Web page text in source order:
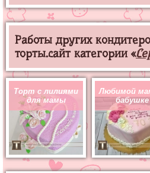
Работы других
торты.сайт категории «
Торт с лилиями
для мамы
Любимой
бабушке